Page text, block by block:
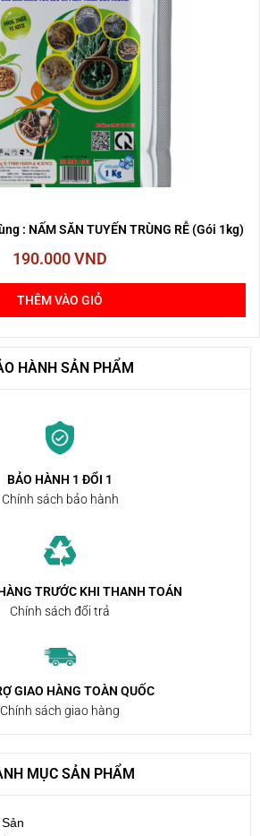
: NẤM SĂN TUYẾN TRÙNG RỄ (Gói 1kg)
190.000VND
THÊM VÀO GIỎ
HÀNH SẢN PHẨM
BẢO HÀNH 1 ĐỔI 1
Chính sách bảo hành
TRƯỚC KHI THANH TOÁN
Chính sách đổi trả
GIAO HÀNG TOÀN QUỐC
Chính sách giao hàng
MỤC SẢN PHẨM